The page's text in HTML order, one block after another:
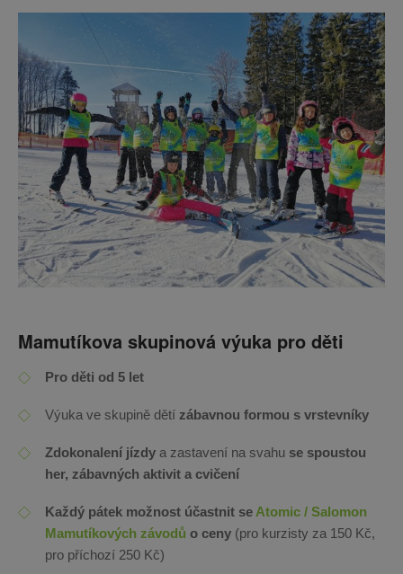
Mamutíkova skupinová výuka pro děti
Pro děti od 5 let
Výuka ve skupině dětí zábavnou formou s vrstevníky
Zdokonalení jízdy a zastavení na svahu se spoustou
her, zábavných aktivit a cvičení
Každý pátek možnost účastnit se Atomic / Salomon
Mamutíkových závodů o ceny (pro kurzisty za 150 Kč,
pro příchozí 250 Kč)